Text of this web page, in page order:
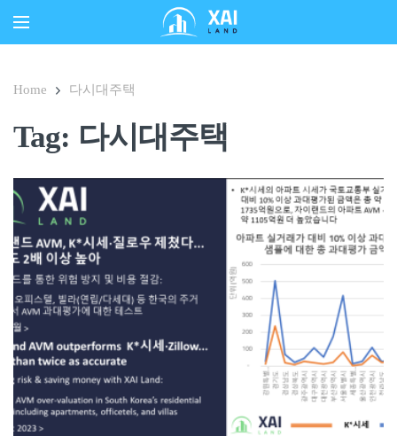
Home 다시대주택
Tag: 다시대주택